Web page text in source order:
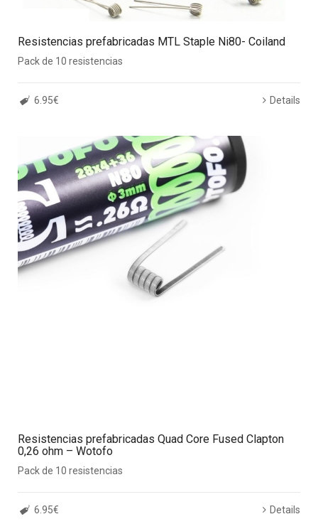
Resistencias prefabricadas MTL Staple Ni80- Coiland
Pack de 10 resistencias
6.95€ Details
Resistencias prefabricadas Quad Core Fused Clapton
0,26 ohm – Wotofo
Pack de 10 resistencias
6.95€ Details